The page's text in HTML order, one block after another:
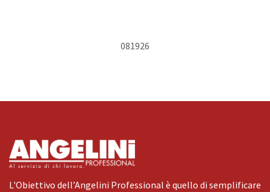
081926
L'Obiettivo dell’Angelini Professional è quello di semplificare